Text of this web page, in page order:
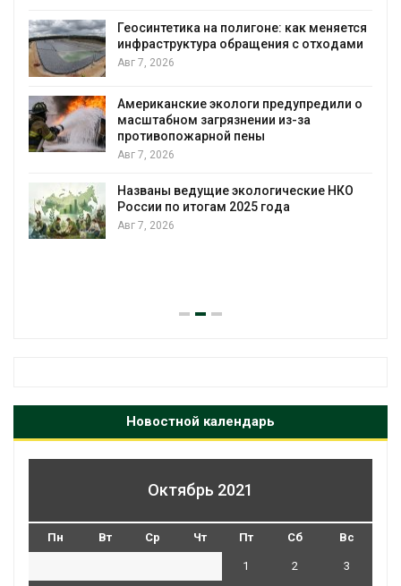
Геосинтетика на полигоне: как меняется
инфраструктура обращения с отходами
Авг 7, 2026
Американские экологи предупредили о
масштабном загрязнении из-за
противопожарной пены
Авг 7, 2026
Названы ведущие экологические НКО
России по итогам 2025 года
Авг 7, 2026
Новостной календарь
Октябрь 2021
Пн Вт Ср Чт Пт Сб Вс
1 2 3